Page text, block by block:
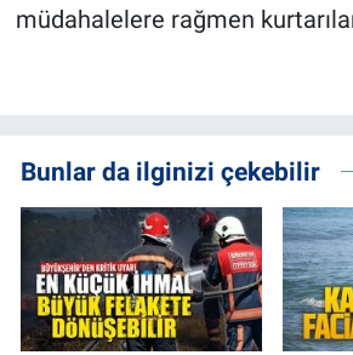
müdahalelere rağmen
Bunlar da ilginizi çekebilir